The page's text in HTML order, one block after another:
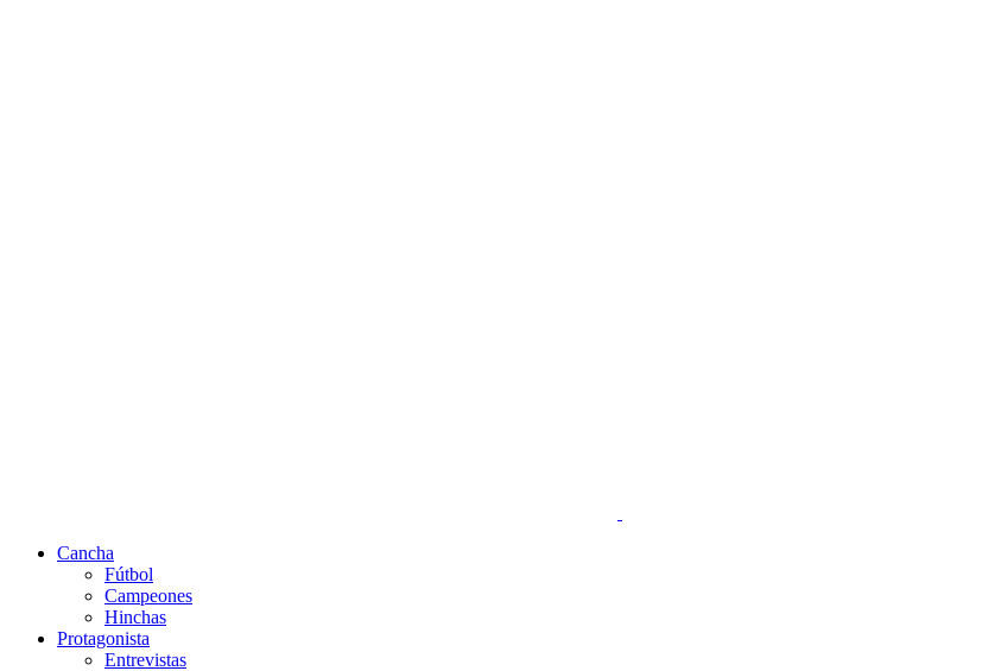
Cancha
Fútbol
Campeones
Hinchas
Protagonista
Entrevistas